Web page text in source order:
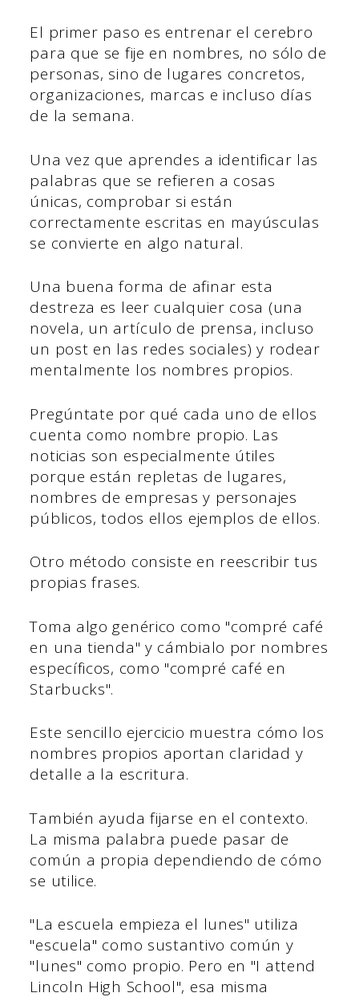
El primer paso es entrenar el cerebro
para que se fije en nombres, no sólo de
personas, sino de lugares concretos,
organizaciones, marcas e incluso días
de la semana.
Una vez que aprendes a identificar las
palabras que se refieren a cosas
únicas, comprobar si están
correctamente escritas en mayúsculas
se convierte en algo natural.
Una buena forma de afinar esta
destreza es leer cualquier cosa (una
novela, un artículo de prensa, incluso
un post en las redes sociales) y rodear
mentalmente los nombres propios.
Pregúntate por qué cada uno de ellos
cuenta como nombre propio. Las
noticias son especialmente útiles
porque están repletas de lugares,
nombres de empresas y personajes
públicos, todos ellos ejemplos de ellos.
Otro método consiste en reescribir tus
propias frases.
Toma algo genérico como "compré café
en una tienda" y cámbialo por nombres
específicos, como "compré café en
Starbucks".
Este sencillo ejercicio muestra cómo los
nombres propios aportan claridad y
detalle a la escritura.
También ayuda fijarse en el contexto.
La misma palabra puede pasar de
común a propia dependiendo de cómo
se utilice.
"La escuela empieza el lunes" utiliza
"escuela" como sustantivo común y
"lunes" como propio. Pero en "I attend
Lincoln High School", esa misma